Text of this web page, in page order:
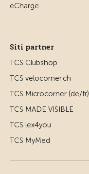
Siti partner
TCS Clubshop
TCS velocorner.ch
TCS Microcorner (de/fr)
TCS MADE VISIBLE
TCS lex4you
TCS MyMed